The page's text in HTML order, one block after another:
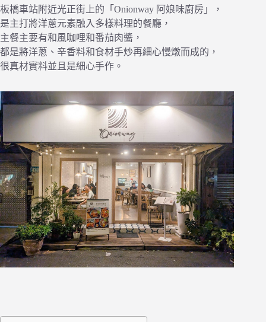
板橋車站附近光正街上的「Onionway 阿娘味廚房」，
是主打將洋蔥元素融入多樣料理的餐廳，
主餐主要有和風咖哩和番茄肉醬，
都是將洋蔥、辛香料和食材手炒再細心慢燉而成的，
很真材實料並且是細心手作。